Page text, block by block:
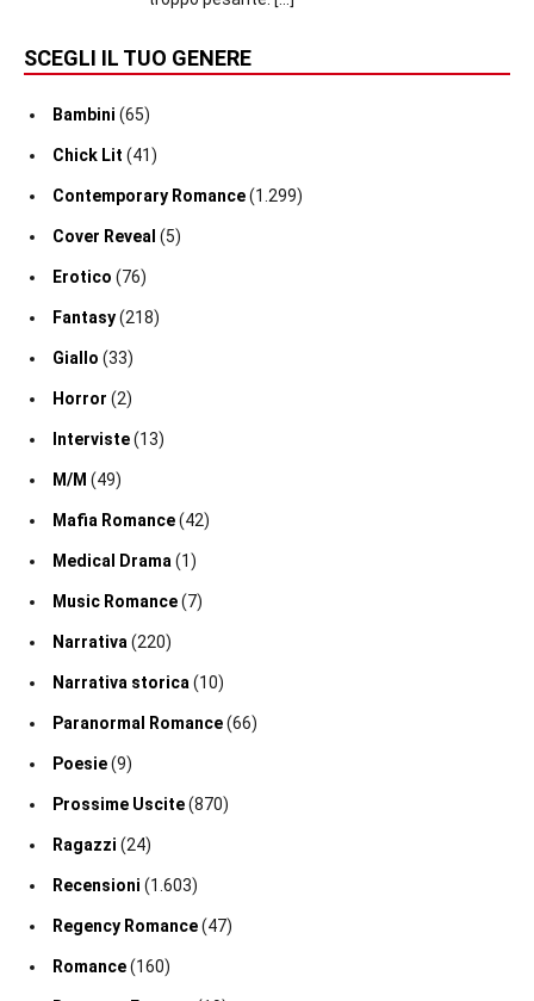
SCEGLI IL TUO GENERE
Bambini (65)
Chick Lit (41)
Contemporary Romance(1.299)
Cover Reveal (5)
Erotico (76)
Fantasy(218)
Giallo (33)
Horror (2)
Interviste(13)
M/M (49)
Mafia Romance(42)
Medical Drama (1)
Music Romance(7)
Narrativa (220)
Narrativa storica (10)
Paranormal Romance(66)
Poesie(9)
Prossime Uscite(870)
Ragazzi (24)
Recensioni (1.603)
Regency Romance(47)
Romance(160)